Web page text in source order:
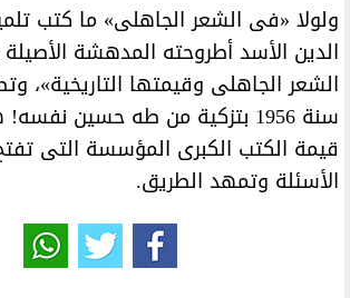
ولولا «فى الشعر الجاهلى» ما كتب
الدين الأسد أطروحته المدهشة
الشعر الجاهلى وقيمتها التاريخية»،
سنة 1956 بتزكية من طه حسين
قيمة الكتب الكبرى المؤسسة التى
الأسئلة وتمهد الطريق.